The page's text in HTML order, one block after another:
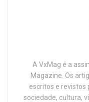
A VxMag é a
Magazine. Os
escritos e revistos
sociedade, cultura,